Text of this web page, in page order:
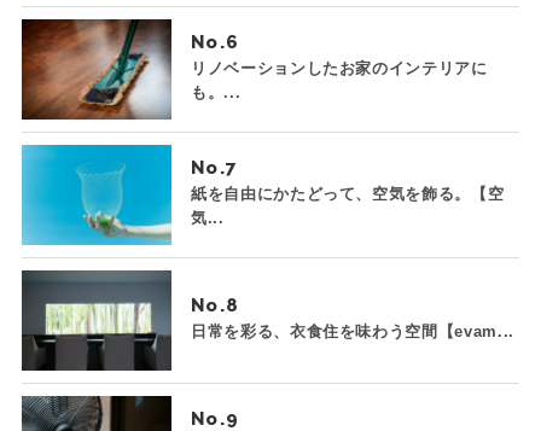
No.
リノベーションしたお家のインテリアに
も。...
No.
紙を自由にかたどって、空気を飾る。【空
気...
No.
日常を彩る、衣食住を味わう空間【evam...
No.